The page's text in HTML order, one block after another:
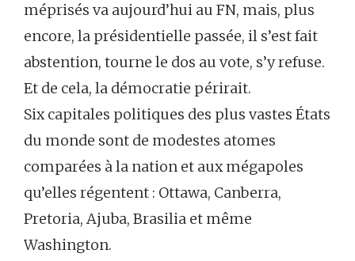
méprisés va aujourd’hui au FN, mais, plus
encore, la présidentielle passée, il s’est fait
abstention, tourne le dos au vote, s’y refuse.
Et de cela, la démocratie périrait.
Six capitales politiques des plus vastes États
du monde sont de modestes atomes
comparées à la nation et aux mégapoles
qu’elles régentent : Ottawa, Canberra,
Pretoria, Ajuba, Brasilia et même
Washington.